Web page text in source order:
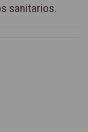
sanitarios.